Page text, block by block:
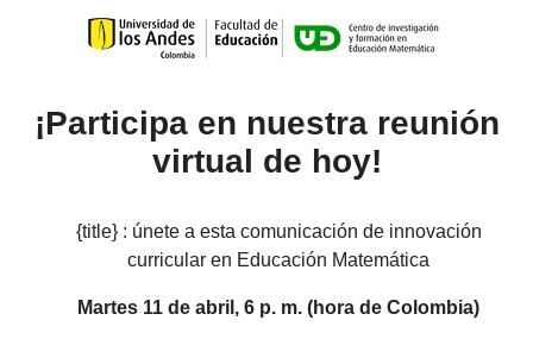
¡Participa en nuestra reunión
virtual de hoy!
{title} : únete a esta comunicación de innovación
curricular en Educación Matemática
Martes 11 de abril, 6 p. m. (hora de Colombia)